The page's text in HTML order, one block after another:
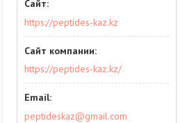
https://peptides-kaz.kz
https://peptides-kaz.kz/
peptideskaz@gmail.com